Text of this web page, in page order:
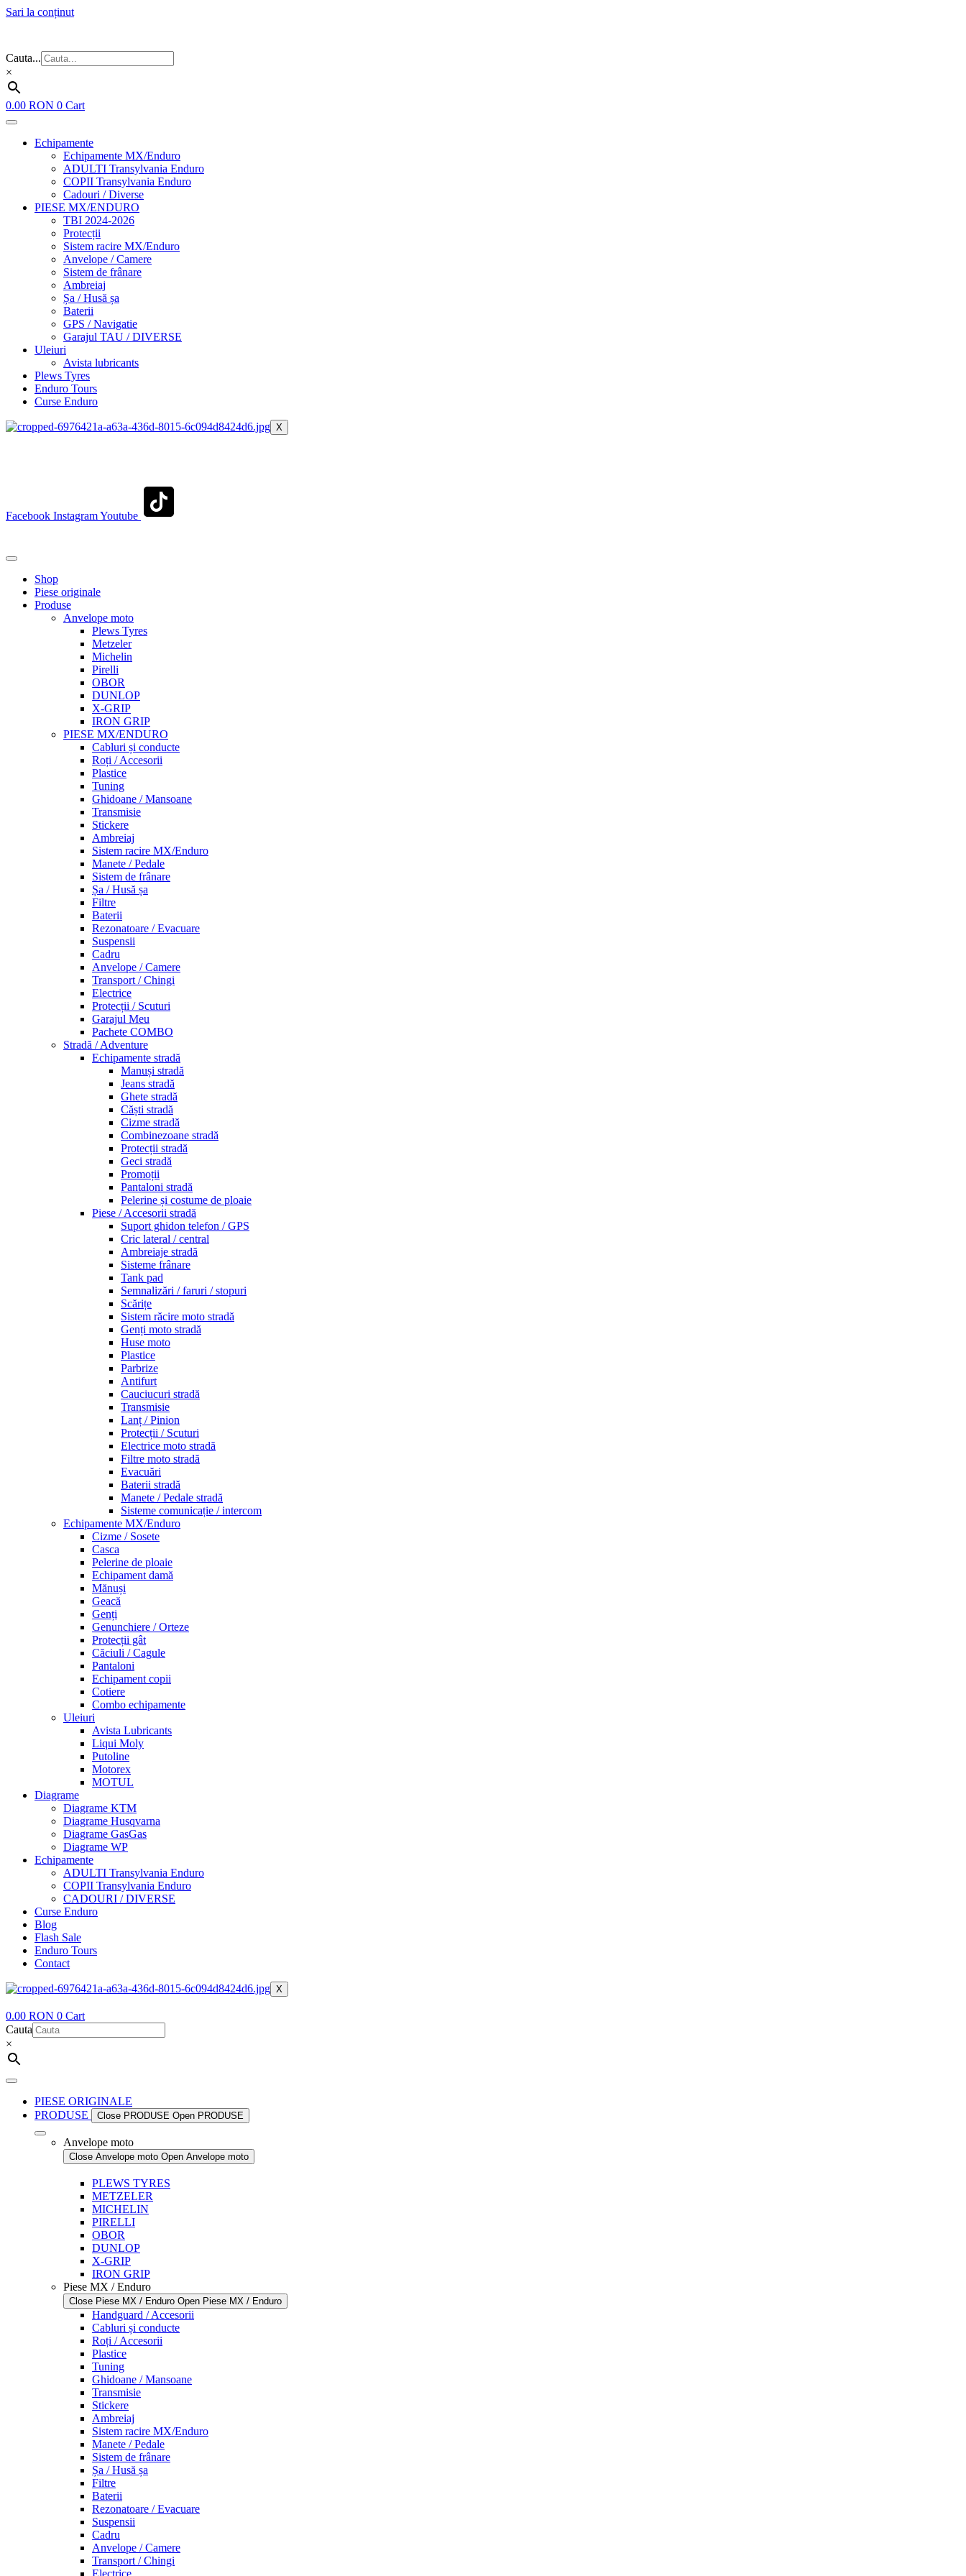
Sari la conținut
Cauta...
×
0.00 RON 0 Cart
Echipamente
Echipamente MX/Enduro
ADULTI Transylvania Enduro
COPII Transylvania Enduro
Cadouri / Diverse
PIESE MX/ENDURO
TBI 2024-2026
Protecții
Sistem racire MX/Enduro
Anvelope / Camere
Sistem de frânare
Ambreiaj
Șa / Husă șa
Baterii
GPS / Navigatie
Garajul TAU / DIVERSE
Uleiuri
Avista lubricants
Plews Tyres
Enduro Tours
Curse Enduro
X
Facebook InstagramYoutube
Shop
Piese originale
Produse
Anvelope moto
Plews Tyres
Metzeler
Michelin
Pirelli
OBOR
DUNLOP
X-GRIP
IRON GRIP
PIESE MX/ENDURO
Cabluri și conducte
Roți / Accesorii
Plastice
Tuning
Ghidoane / Mansoane
Transmisie
Stickere
Ambreiaj
Sistem racire MX/Enduro
Manete / Pedale
Sistem de frânare
Șa / Husă șa
Filtre
Baterii
Rezonatoare / Evacuare
Suspensii
Cadru
Anvelope / Camere
Transport / Chingi
Electrice
Protecții / Scuturi
Garajul Meu
Pachete COMBO
Stradă / Adventure
Echipamente stradă
Manuși stradă
Jeans stradă
Ghete stradă
Căști stradă
Cizme stradă
Combinezoane stradă
Protecții stradă
Geci stradă
Promoții
Pantaloni stradă
Pelerine și costume de ploaie
Piese / Accesorii stradă
Suport ghidon telefon / GPS
Cric lateral / central
Ambreiaje stradă
Sisteme frânare
Tank pad
Semnalizări / faruri / stopuri
Scărițe
Sistem răcire moto stradă
Genți moto stradă
Huse moto
Plastice
Parbrize
Antifurt
Cauciucuri stradă
Transmisie
Lanț / Pinion
Protecții / Scuturi
Electrice moto stradă
Filtre moto stradă
Evacuări
Baterii stradă
Manete / Pedale stradă
Sisteme comunicație / intercom
Echipamente MX/Enduro
Cizme / Sosete
Casca
Pelerine de ploaie
Echipament damă
Mănuși
Geacă
Genți
Genunchiere / Orteze
Protecții gât
Căciuli / Cagule
Pantaloni
Echipament copii
Cotiere
Combo echipamente
Uleiuri
Avista Lubricants
Liqui Moly
Putoline
Motorex
MOTUL
Diagrame
Diagrame KTM
Diagrame Husqvarna
Diagrame GasGas
Diagrame WP
Echipamente
ADULTI Transylvania Enduro
COPII Transylvania Enduro
CADOURI / DIVERSE
Curse Enduro
Blog
Flash Sale
Enduro Tours
Contact
X
0.00 RON 0 Cart
Cauta
×
PIESE ORIGINALE
PRODUSE
Close PRODUSE Open PRODUSE
Anvelope moto
Close Anvelope moto Open Anvelope moto
PLEWS TYRES
METZELER
MICHELIN
PIRELLI
OBOR
DUNLOP
X-GRIP
IRON GRIP
Piese MX / Enduro
Close Piese MX / Enduro Open Piese MX / Enduro
Handguard / Accesorii
Cabluri și conducte
Roți / Accesorii
Plastice
Tuning
Ghidoane / Mansoane
Transmisie
Stickere
Ambreiaj
Sistem racire MX/Enduro
Manete / Pedale
Sistem de frânare
Șa / Husă șa
Filtre
Baterii
Rezonatoare / Evacuare
Suspensii
Cadru
Anvelope / Camere
Transport / Chingi
Electrice